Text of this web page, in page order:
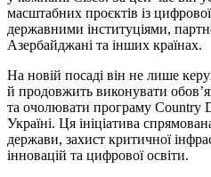
масштабних проєктів із
державними інституціями,
Азербайджані та інших країнах.
На новій посаді він не лише
й продовжить виконувати
та очолювати програму Country
Україні. Ця ініціатива
держави, захист критичної
інновацій та цифрової освіти.